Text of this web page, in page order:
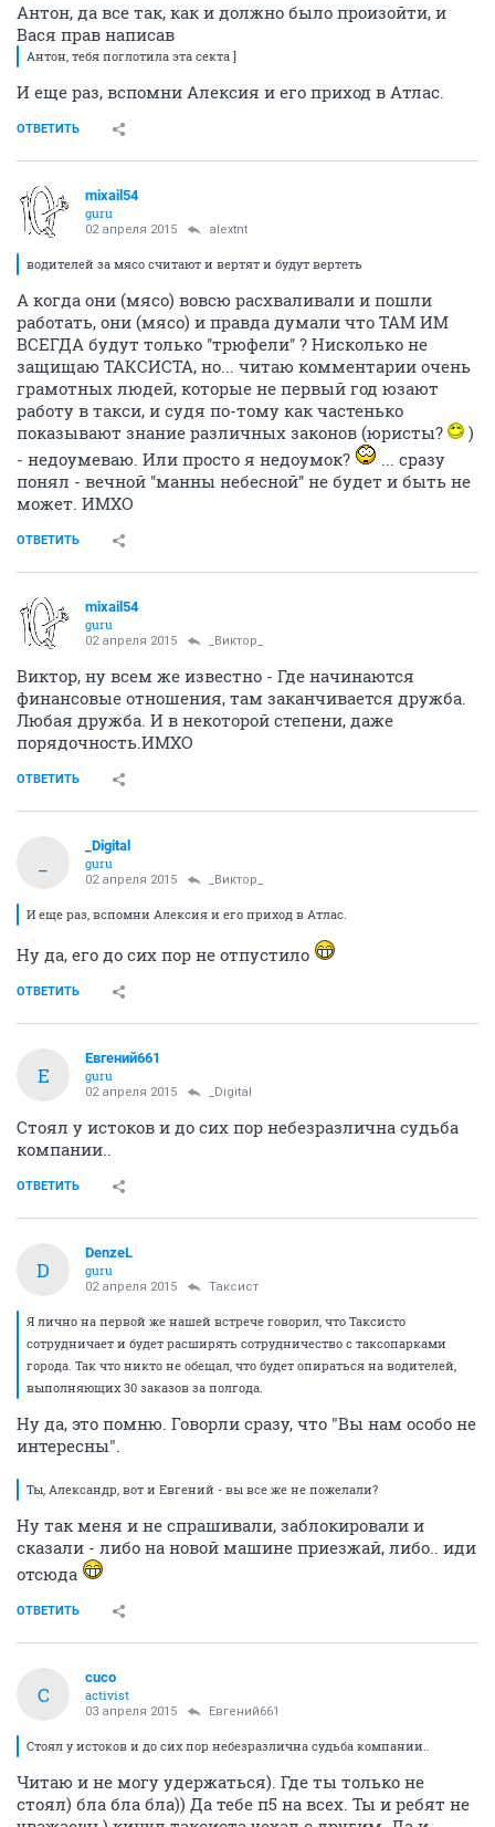
Антон, да все так, как и должно было произойти, и
Вася прав написав
Антон, тебя поглотила эта секта ]
И еще раз, вспомни Алексия и его приход в Атлас.
ОТВЕТИТЬ
mixail54
guru
02 апреля 2015 alextnt
водителей за мясо считают и вертят и будут вертеть
А когда они (мясо) вовсю расхваливали и пошли
работать, они (мясо) и правда думали что ТАМ ИМ
ВСЕГДА будут только ''трюфели'' ? Нисколько не
защищаю ТАКСИСТА, но... читаю комментарии очень
грамотных людей, которые не первый год юзают
работу в такси, и судя по-тому как частенько
показывают знание различных законов (юристы?
)
- недоумеваю. Или просто я недоумок?
... сразу
понял - вечной ''манны небесной'' не будет и быть не
может. ИМХО
ОТВЕТИТЬ
mixail54
guru
02 апреля 2015 _Виктор_
Виктор, ну всем же известно - Где начинаются
финансовые отношения, там заканчивается дружба.
Любая дружба. И в некоторой степени, даже
порядочность.ИМХО
ОТВЕТИТЬ
_Digital
guru
02 апреля 2015 _Виктор_
И еще раз, вспомни Алексия и его приход в Атлас.
Ну да, его до сих пор не отпустило
ОТВЕТИТЬ
Е
Евгений661
guru
02 апреля 2015 _Digital
Стоял у истоков и до сих пор небезразлична судьба
компании..
ОТВЕТИТЬ
D
DenzeL
guru
02 апреля 2015 Таксист
Я лично на первой же нашей встрече говорил, что Таксисто
сотрудничает и будет расширять сотрудничество с таксопарками
города. Так что никто не обещал, что будет опираться на водителей,
выполняющих 30 заказов за полгода.
Ну да, это помню. Говорли сразу, что "Вы нам особо не
интересны".
Ты, Александр, вот и Евгений - вы все же не пожелали?
Ну так меня и не спрашивали, заблокировали и
сказали - либо на новой машине приезжай, либо.. иди
отсюда
ОТВЕТИТЬ
C
cuco
activist
03 апреля 2015 Евгений661
Стоял у истоков и до сих пор небезразлична судьба компании..
Читаю и не могу удержаться). Где ты только не
стоял) бла бла бла)) Да тебе п5 на всех. Ты и ребят не